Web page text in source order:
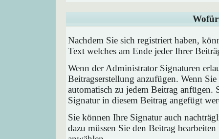
Nachdem Sie sich registriert haben,
Text welches am Ende jeder Ihrer
Wenn der Administrator Signaturen
Beitragserstellung anzufügen. Wenn
automatisch zu jedem Beitrag
Signatur in diesem Beitrag angefügt
Sie können Ihre Signatur auch
dazu müssen Sie den Beitrag